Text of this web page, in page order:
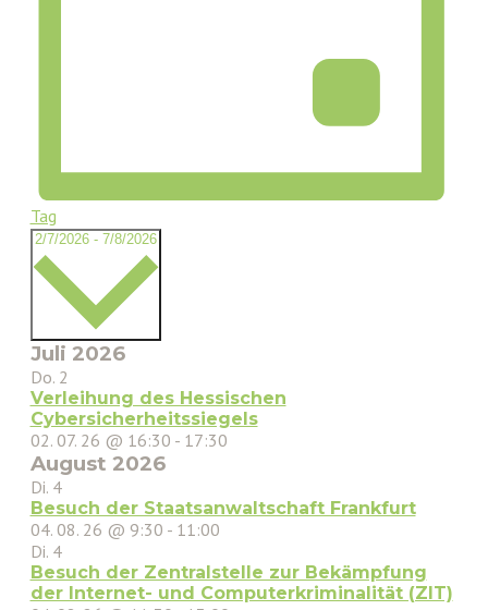
Tag
2/7/2026 - 7/8/2026 Datum
Juli 2026
Do. 2
Verleihung des Hessischen
Cybersicherheitssiegels
02. 07. 26 @ 16:30 - 17:30
August 2026
Di. 4
Besuch der Staatsanwaltschaft Frankfurt
04. 08. 26 @ 9:30 - 11:00
Di. 4
Besuch der Zentralstelle zur Bekämpfung
der Internet- und Computerkriminalität (ZIT)